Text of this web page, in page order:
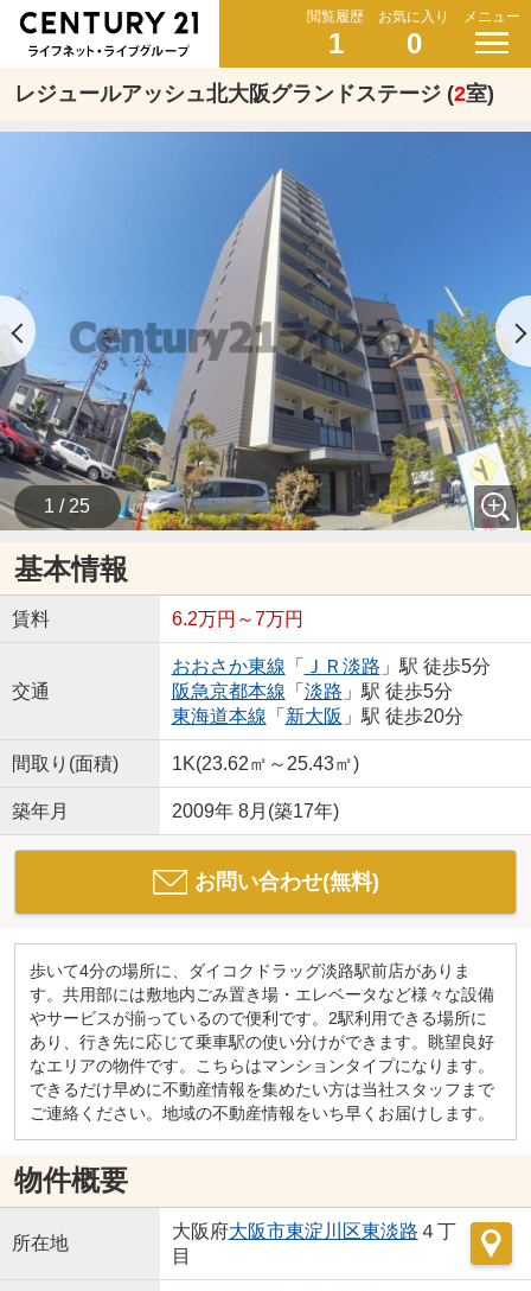
閲覧履歴
1
お気に入り
0
メニュー
レジュールアッシュ北大阪グランドステージ (2室)
1 / 25
基本情報
賃料 6.2万円～7万円
交通
おおさか東線 「 ＪＲ淡路 」駅 徒歩5分
阪急京都本線 「 淡路 」駅 徒歩5分
東海道本線 「 新大阪 」駅 徒歩20分
間取り(面積) 1K(23.62㎡～25.43㎡)
築年月 2009年 8月(築17年)
お問い合わせ(無料)
歩いて4分の場所に、ダイコクドラッグ淡路駅前店がありま
す。共用部には敷地内ごみ置き場・エレベータなど様々な設備
やサービスが揃っているので便利です。2駅利用できる場所に
あり、行き先に応じて乗車駅の使い分けができます。眺望良好
なエリアの物件です。こちらはマンションタイプになります。
できるだけ早めに不動産情報を集めたい方は当社スタッフまで
ご連絡ください。地域の不動産情報をいち早くお届けします。
物件概要
所在地
大阪府大阪市東淀川区東淡路 ４丁
目